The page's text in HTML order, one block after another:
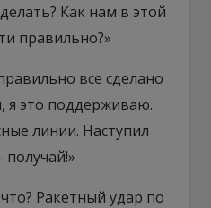
Как нам в этой
правильно?»
все сделано
я это поддерживаю.
линии. Наступил
Ракетный удар по